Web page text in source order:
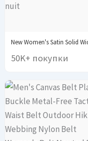
50K+ покупки